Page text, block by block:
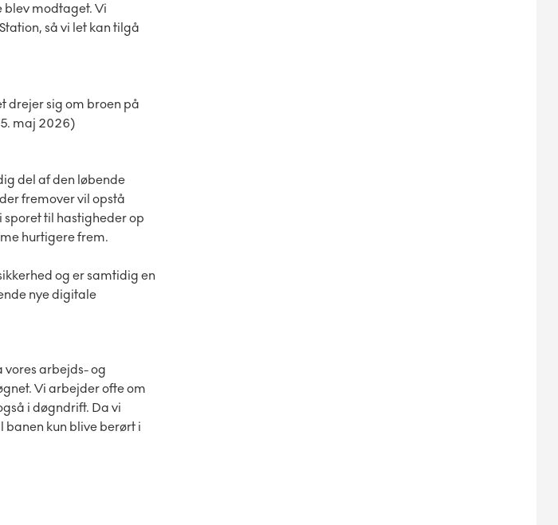
blev modtaget. Vi
så vi let kan tilgå
drejer sig om broen på
maj 2026)
del af den løbende
fremover vil opstå
til hastigheder op
hurtigere frem.
og er samtidig en
nye digitale
vores arbejds- og
Vi arbejder ofte om
i døgndrift. Da vi
kun blive berørt i